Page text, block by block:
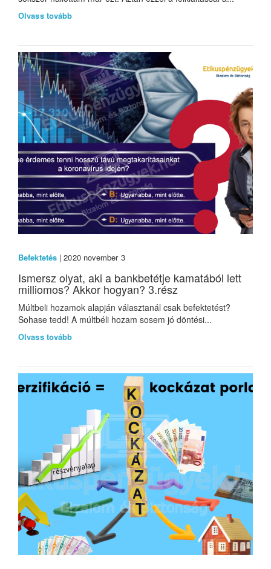
Olvass tovább
Befektetés | 2020 november 3
Ismersz olyat, aki a bankbetétje kamatából lett
milliomos? Akkor hogyan? 3.rész
Múltbeli hozamok alapján választanál csak befektetést?
Sohase tedd! A múltbéli hozam sosem jó döntési...
Olvass tovább